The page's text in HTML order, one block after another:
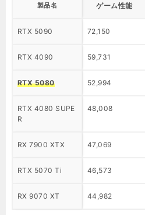
製品名 ゲーム性能
RTX 5090 72,150
RTX 4090 59,731
RTX 5080 52,994
RTX 4080 SUPE
R
48,008
RX 7900 XTX 47,069
RTX 5070 Ti 46,573
RX 9070 XT 44,982